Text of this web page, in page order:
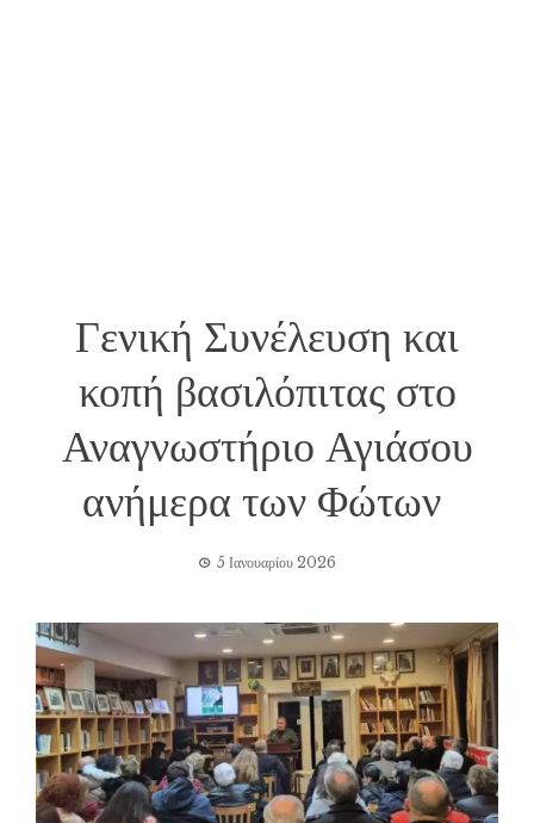
Γενική Συνέλευση και
κοπή βασιλόπιτας στο
Αναγνωστήριο Αγιάσου
ανήμερα των Φώτων
5 Ιανουαρίου 2026